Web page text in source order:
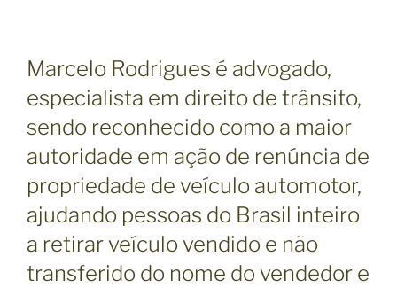
Marcelo Rodrigues é advogado,
especialista em direito de trânsito,
sendo reconhecido como a maior
autoridade em ação de renúncia de
propriedade de veículo automotor,
ajudando pessoas do Brasil inteiro
a retirar veículo vendido e não
transferido do nome do vendedor e